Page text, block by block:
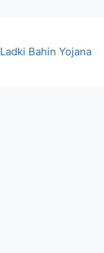
Ladki Bahin Yojana